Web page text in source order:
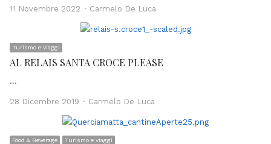
11 Novembre 2022 Author
Carmelo De Luca
Turismo e viaggi
AL RELAIS SANTA CROCE PLEASE
…
28 Dicembre 2019 Author
Carmelo De Luca
Food & Beverage Turismo e viaggi